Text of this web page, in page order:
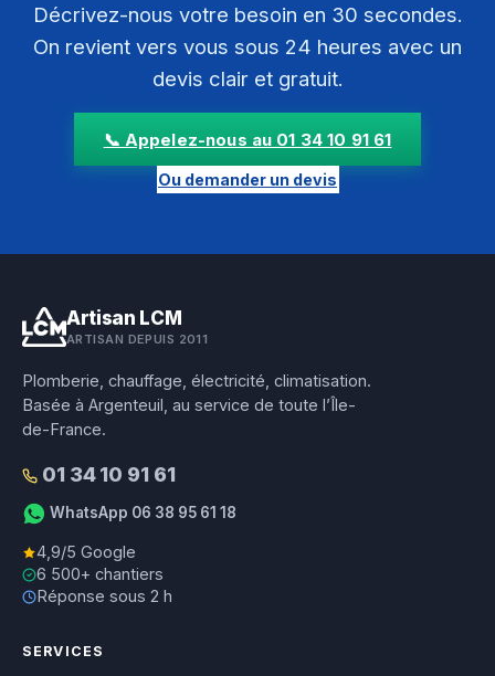
Décrivez-nous votre besoin en 30 secondes.
On revient vers vous sous 24 heures avec un
devis clair et gratuit.
📞 Appelez-nous au 01 34 10 91 61
Ou demander un devis
Artisan LCM
ARTISAN DEPUIS 2011
Plomberie, chauffage, électricité, climatisation.
Basée à Argenteuil, au service de toute l’Île-
de-France.
01 34 10 91 61
WhatsApp 06 38 95 61 18
4,9/5 Google
6 500+ chantiers
Réponse sous 2 h
SERVICES